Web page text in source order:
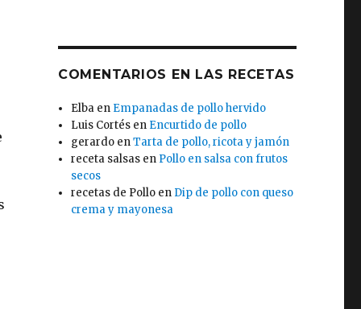
COMENTARIOS EN LAS RECETAS
Elba en Empanadas de pollo hervido
Luis Cortés en Encurtido de pollo
gerardo enTarta de pollo, ricota y jamón
receta salsas en Pollo en salsa con frutos
secos
recetas de Pollo en Dip de pollo con queso
crema y mayonesa